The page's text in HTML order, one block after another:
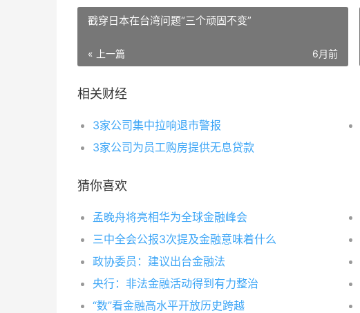
戳穿日本在台湾问题“三个顽固不变”
« 上一篇 6月前
相关财经
3家公司集中拉响退市警报
3家公司为员工购房提供无息贷款
猜你喜欢
孟晚舟将亮相华为全球金融峰会
三中全会公报3次提及金融意味着什么
政协委员：建议出台金融法
央行：非法金融活动得到有力整治
“数”看金融高水平开放历史跨越